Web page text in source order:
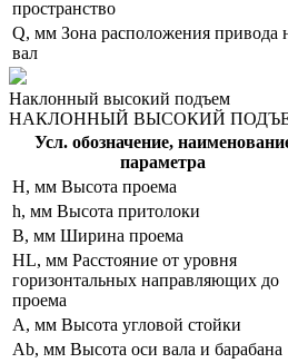
пространство
Q, мм Зона расположения привода
вал
Наклонный высокий подъем
НАКЛОННЫЙ ВЫСОКИЙ
Усл. обозначение,
параметра
H, мм Высота проема
h, мм Высота притолоки
B, мм Ширина проема
HL, мм Расстояние от уровня
горизонтальных направляющих до
проема
A, мм Высота угловой стойки
Ab, мм Высота оси вала и барабана